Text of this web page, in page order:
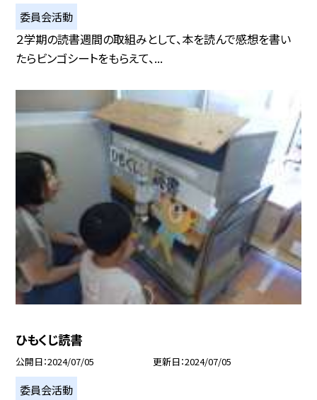
委員会活動
２学期の読書週間の取組みとして、本を読んで感想を書い
たらビンゴシートをもらえて、...
ひもくじ読書
公開日 2024/07/05 更新日 2024/07/05
委員会活動